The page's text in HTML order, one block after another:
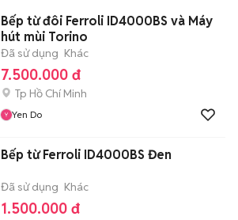
Bếp từ đôi Ferroli ID4000BS và Máy
hút mùi Torino
Đã sử dụng Khác
7.500.000 đ
Tp Hồ Chí Minh
Yen Do
Bếp từ Ferroli ID4000BS Đen
Đã sử dụng Khác
1.500.000 đ